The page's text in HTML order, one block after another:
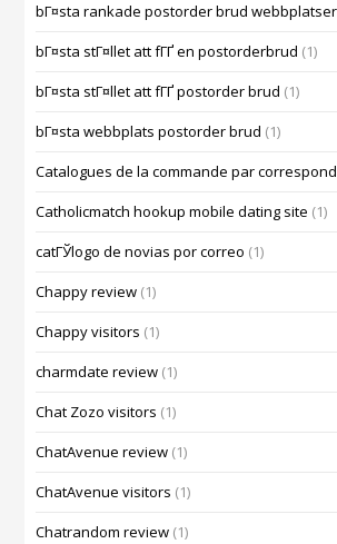
bГ¤sta rankade postorder brud webbplatser
bГ¤sta stГ¤llet att fГҐ en postorderbrud (1)
bГ¤sta stГ¤llet att fГҐ postorder brud (1)
bГ¤sta webbplats postorder brud (1)
Catalogues de la commande par
Catholicmatch hookup mobile dating site (1)
catГЎlogo de novias por correo (1)
Chappy review (1)
Chappy visitors (1)
charmdate review (1)
Chat Zozo visitors (1)
ChatAvenue review (1)
ChatAvenue visitors (1)
Chatrandom review (1)